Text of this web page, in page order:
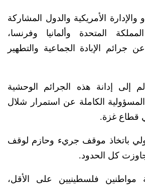
الأمريكية والدول المشاركة
المتحدة وألمانيا وفرنسا،
جرائم الإبادة الجماعية والتطهير
إلى إدانة هذه الجرائم الوحشية
الكاملة عن استمرار شلال
قطاع غزة.
باتخاذ موقف جريء وحازم لوقف
كل الحدود.
مواطنين فلسطينيين على الأقل،